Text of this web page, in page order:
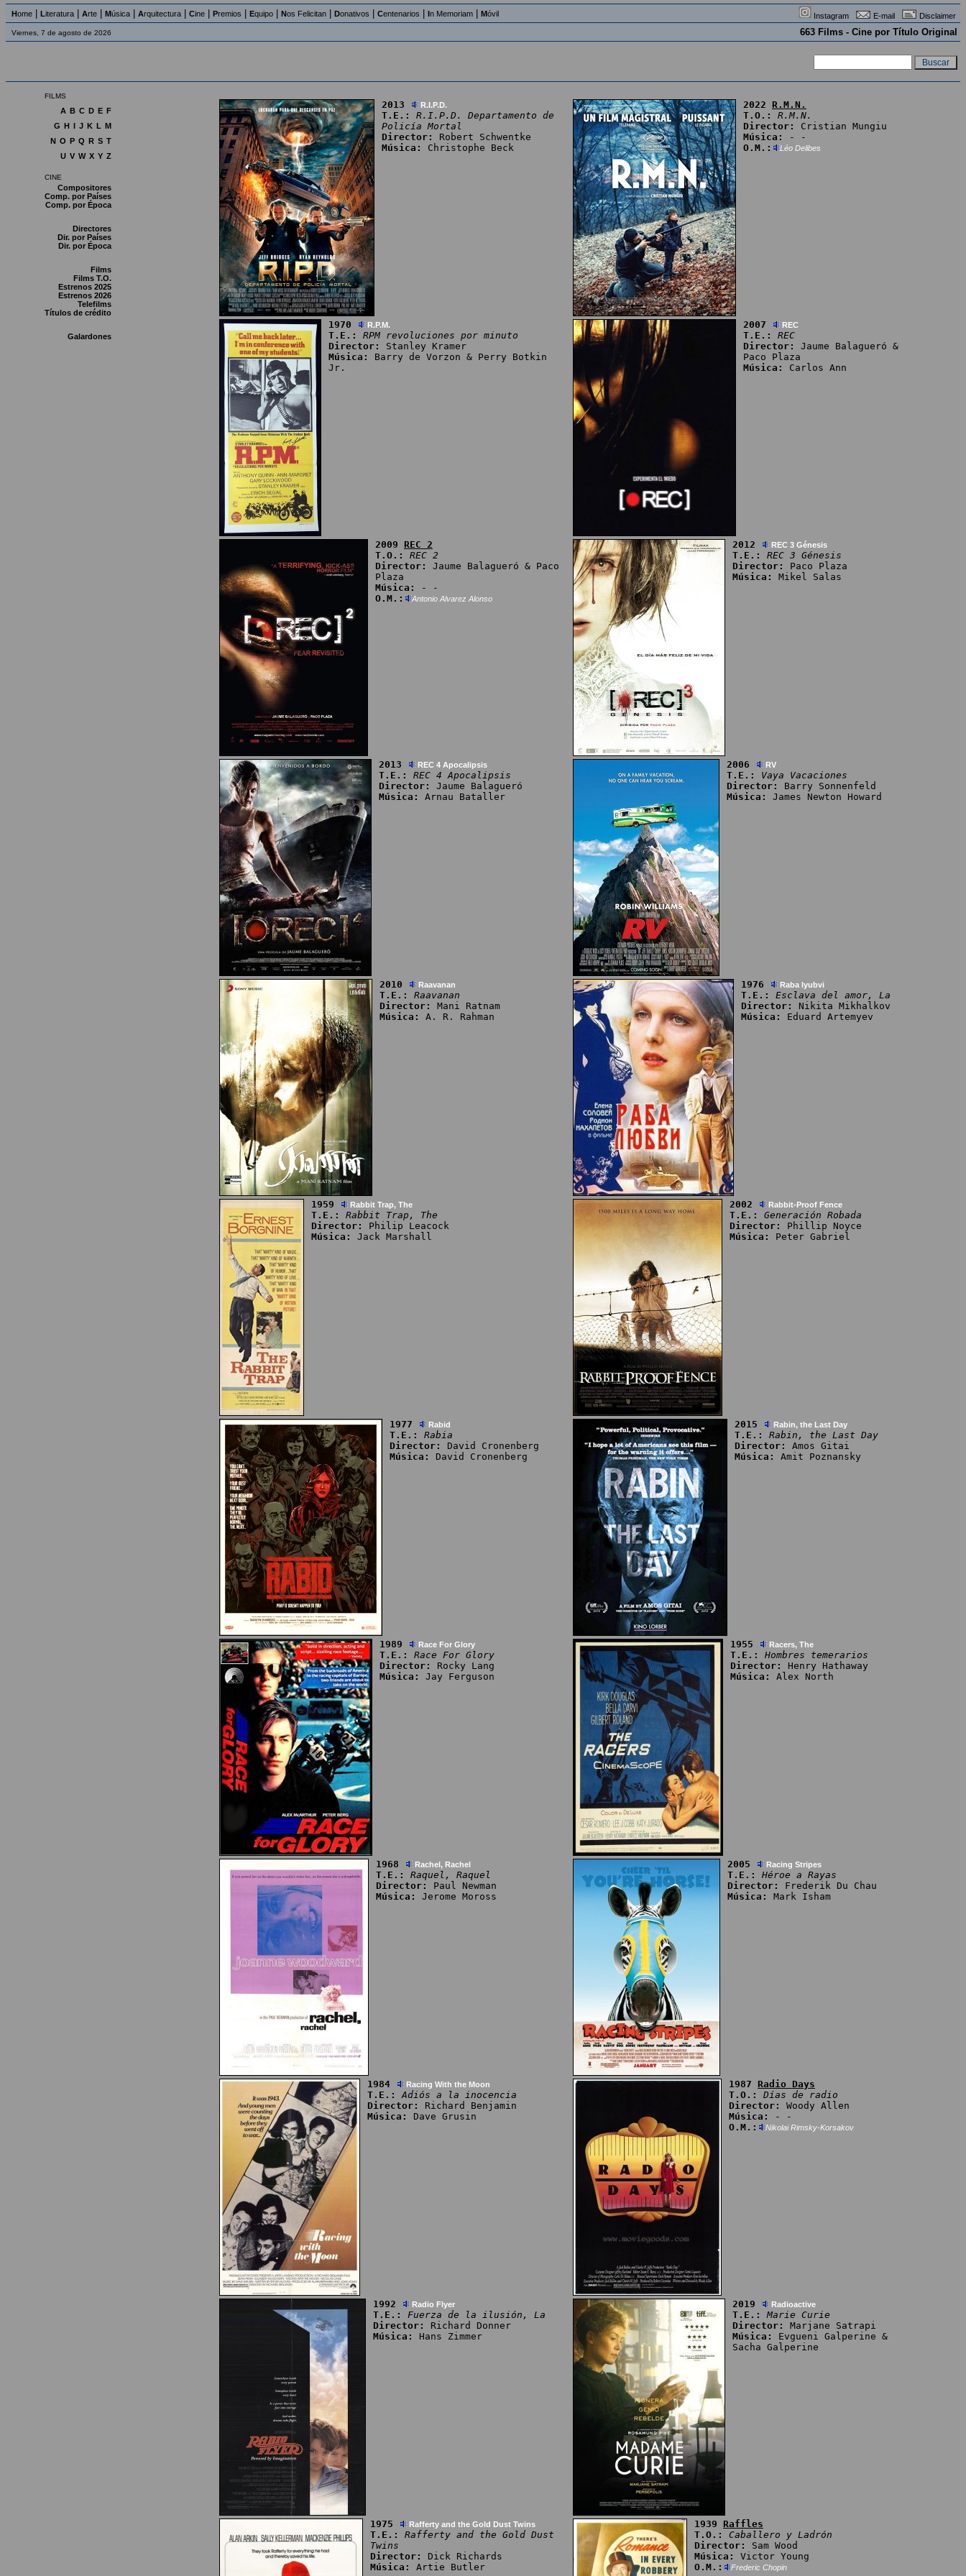
Home Literatura Arte Música Arquitectura Cine Premios Equipo Nos Felicitan Donativos Centenarios In Memoriam Móvil Instagram E-mail Disclaimer
Viernes, 7 de agosto de 2026 663 Films - Cine por Título Original
FILMS
A B C D E F
G H I J K L M
N O P Q R S T
U V W X Y Z
CINE
Compositores
Comp. por Países
Comp. por Época
Directores
Dir. por Países
Dir. por Época
Films
Films T.O.
Estrenos 2025
Estrenos 2026
Telefilms
Títulos de crédito
Galardones
2013 R.I.P.D.
T.E.:
R.I.P.D. Departamento de
Policía Mortal
Director:
Robert Schwentke
Música:
Christophe Beck
2022 R.M.N.
T.O.:
R.M.N.
Director:
Cristian Mungiu
Música:
- -
O.M.:
Léo Delibes
1970 R.P.M.
T.E.:
RPM revoluciones por minuto
Director:
Stanley Kramer
Música:
Barry de Vorzon & Perry Botkin
Jr.
2007 REC
T.E.:
REC
Director:
Jaume Balagueró &
Paco Plaza
Música:
Carlos Ann
2009 REC 2
T.O.:
REC 2
Director:
Jaume Balagueró & Paco
Plaza
Música:
- -
O.M.:
Antonio Alvarez Alonso
2012 REC 3 Génesis
T.E.:
REC 3 Génesis
Director:
Paco Plaza
Música:
Mikel Salas
2013 REC 4 Apocalipsis
T.E.:
REC 4 Apocalipsis
Director:
Jaume Balagueró
Música:
Arnau Bataller
2006 RV
T.E.:
Vaya Vacaciones
Director:
Barry Sonnenfeld
Música:
James Newton Howard
2010 Raavanan
T.E.:
Raavanan
Director:
Mani Ratnam
Música:
A. R. Rahman
1976 Raba lyubvi
T.E.:
Esclava del amor, La
Director:
Nikita Mikhalkov
Música:
Eduard Artemyev
1959 Rabbit Trap, The
T.E.:
Rabbit Trap, The
Director:
Philip Leacock
Música:
Jack Marshall
2002 Rabbit-Proof Fence
T.E.:
Generación Robada
Director:
Phillip Noyce
Música:
Peter Gabriel
1977 Rabid
T.E.:
Rabia
Director:
David Cronenberg
Música:
David Cronenberg
2015 Rabin, the Last Day
T.E.:
Rabin, the Last Day
Director:
Amos Gitai
Música:
Amit Poznansky
1989 Race For Glory
T.E.:
Race For Glory
Director:
Rocky Lang
Música:
Jay Ferguson
1955 Racers, The
T.E.:
Hombres temerarios
Director:
Henry Hathaway
Música:
Alex North
1968 Rachel, Rachel
T.E.:
Raquel, Raquel
Director:
Paul Newman
Música:
Jerome Moross
2005 Racing Stripes
T.E.:
Héroe a Rayas
Director:
Frederik Du Chau
Música:
Mark Isham
1984 Racing With the Moon
T.E.:
Adiós a la inocencia
Director:
Richard Benjamin
Música:
Dave Grusin
1987 Radio Days
T.O.:
Días de radio
Director:
Woody Allen
Música:
- -
O.M.:
Nikolai Rimsky-Korsakov
1992 Radio Flyer
T.E.:
Fuerza de la ilusión, La
Director:
Richard Donner
Música:
Hans Zimmer
2019 Radioactive
T.E.:
Marie Curie
Director:
Marjane Satrapi
Música:
Evgueni Galperine &
Sacha Galperine
1975 Rafferty and the Gold Dust Twins
T.E.:
Rafferty and the Gold Dust
Twins
Director:
Dick Richards
Música:
Artie Butler
1939 Raffles
T.O.:
Caballero y Ladrón
Director:
Sam Wood
Música:
Victor Young
O.M.:
Frederic Chopin